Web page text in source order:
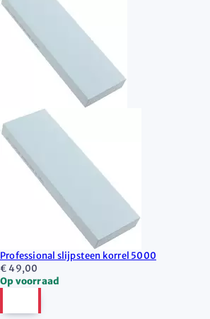
Professional slijpsteen korrel 5000
€ 49,00
Op voorraad